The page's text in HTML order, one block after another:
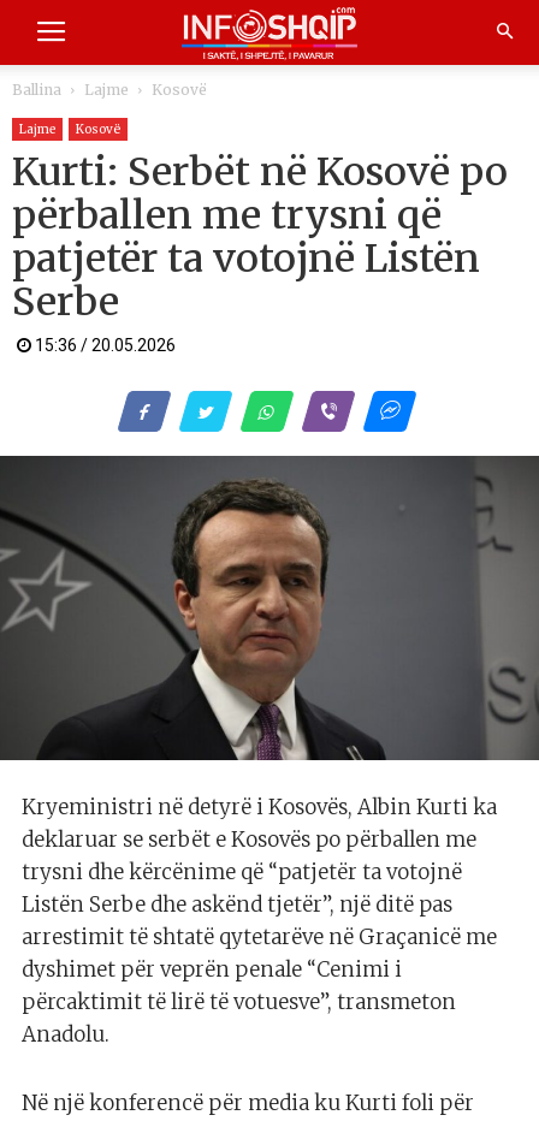
Ballina Lajme Kosovë
Lajme Kosovë
Kurti: Serbët në Kosovë po
përballen me trysni që
patjetër ta votojnë Listën
Serbe
15:36 / 20.05.2026
Kryeministri në detyrë i Kosovës, Albin Kurti ka
deklaruar se serbët e Kosovës po përballen me
trysni dhe kërcënime që “patjetër ta votojnë
Listën Serbe dhe askënd tjetër”, një ditë pas
arrestimit të shtatë qytetarëve në Graçanicë me
dyshimet për veprën penale “Cenimi i
përcaktimit të lirë të votuesve”, transmeton
Anadolu.
Në një konferencë për media ku Kurti foli për